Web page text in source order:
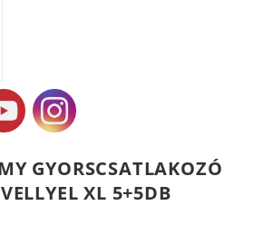
GYORSCSATLAKOZÓ
XL 5+5DB